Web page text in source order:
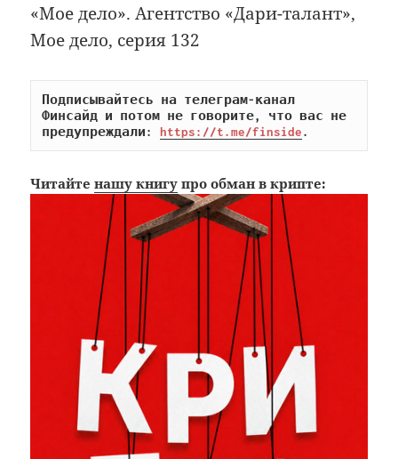
«Мое дело». Агентство «Дари-талант»,
Мое дело, серия 132
Подписывайтесь на телеграм-канал
Финсайд и потом не говорите, что вас не
предупреждали: https://t.me/finside.
Читайтенашу книгу про обман в крипте: